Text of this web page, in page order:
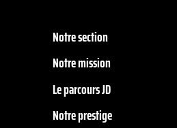
Notre section
Notre mission
Le parcours JD
Notre prestige